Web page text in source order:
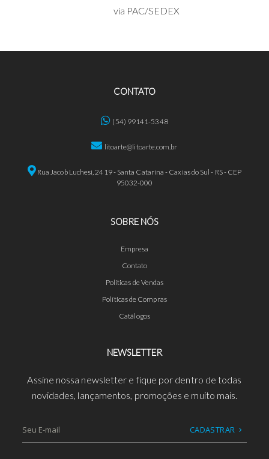
via PAC/SEDEX
CONTATO
(54) 99141-5348
litoarte@litoarte.com.br
Rua Jacob Luchesi, 2419 - Santa Catarina - Caxias do Sul - RS - CEP
95032-000
SOBRE NÓS
Empresa
Contato
Políticas de Vendas
Políticas de Compras
Catálogos
NEWSLETTER
Assine nossa newsletter e fique por dentro de todas
novidades, lançamentos, promoções e muito mais.
CADASTRAR